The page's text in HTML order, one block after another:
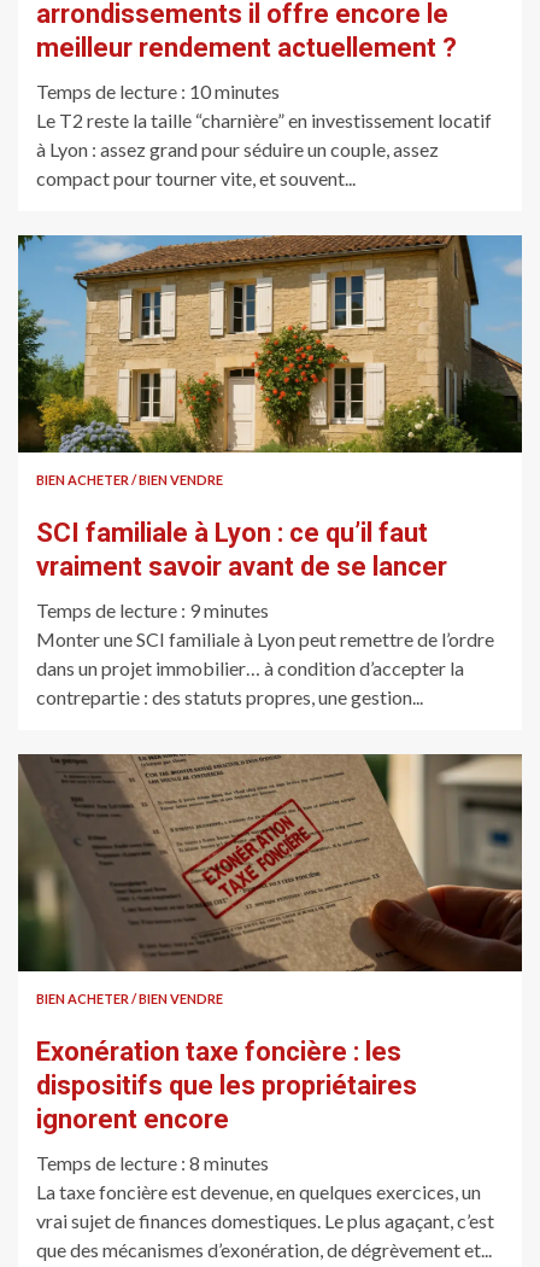
arrondissements il offre encore le
meilleur rendement actuellement ?
Temps de lecture : 10minutes
Le T2 reste la taille “charnière” en investissement locatif
à Lyon : assez grand pour séduire un couple, assez
compact pour tourner vite, et souvent...
BIEN ACHETER / BIEN VENDRE
SCI familiale à Lyon : ce qu’il faut
vraiment savoir avant de se lancer
Temps de lecture : 9minutes
Monter une SCI familiale à Lyon peut remettre de l’ordre
dans un projet immobilier… à condition d’accepter la
contrepartie : des statuts propres, une gestion...
BIEN ACHETER / BIEN VENDRE
Exonération taxe foncière : les
dispositifs que les propriétaires
ignorent encore
Temps de lecture : 8 minutes
La taxe foncière est devenue, en quelques exercices, un
vrai sujet de finances domestiques. Le plus agaçant, c’est
que des mécanismes d’exonération, de dégrèvement et...